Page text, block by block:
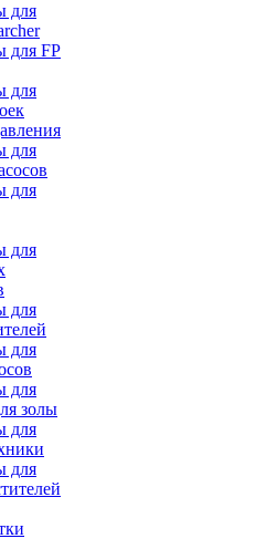
для
для FP
для
для
для
для
для
для
для
золы
для
для